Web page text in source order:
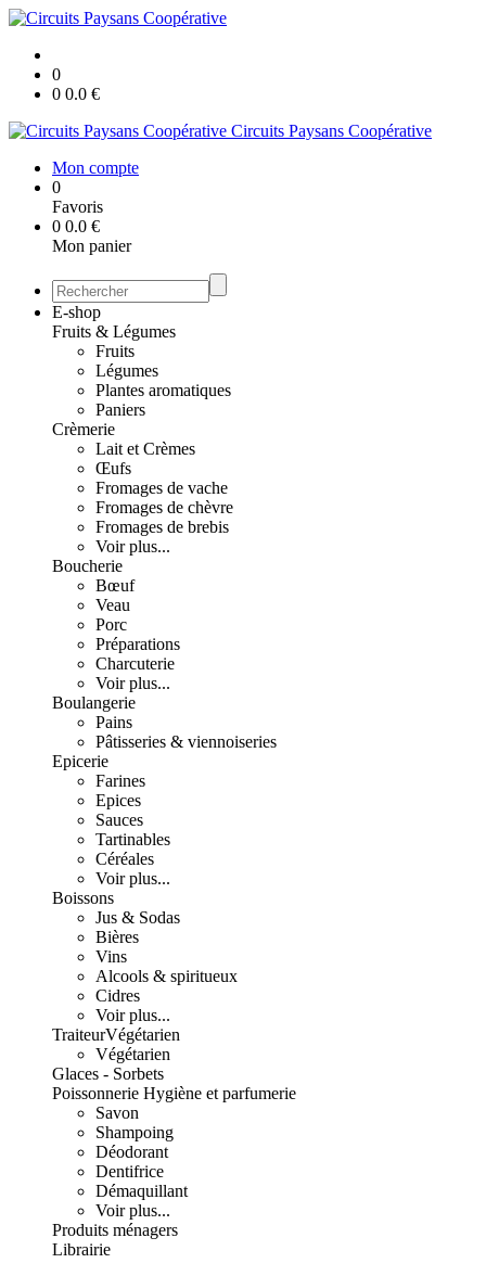
0
0 0.0 €
Circuits Paysans Coopérative
Mon compte
0
Favoris
0 0.0 €
Mon panier
E-shop
Fruits & Légumes
Fruits
Légumes
Plantes aromatiques
Paniers
Crèmerie
Lait et Crèmes
Œufs
Fromages de vache
Fromages de chèvre
Fromages de brebis
Voir plus...
Boucherie
Bœuf
Veau
Porc
Préparations
Charcuterie
Voir plus...
Boulangerie
Pains
Pâtisseries & viennoiseries
Epicerie
Farines
Epices
Sauces
Tartinables
Céréales
Voir plus...
Boissons
Jus & Sodas
Bières
Vins
Alcools & spiritueux
Cidres
Voir plus...
TraiteurVégétarien
Végétarien
Glaces - Sorbets
Poissonnerie Hygiène et parfumerie
Savon
Shampoing
Déodorant
Dentifrice
Démaquillant
Voir plus...
Produits ménagers
Librairie